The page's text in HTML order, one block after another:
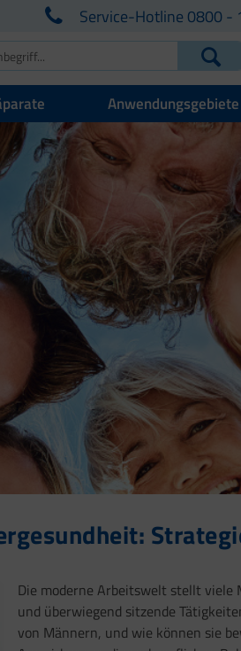
Service-Hotline 0800 -
Anwendungsgebiete
Die moderne Arbeitswelt stellt viele
und überwiegend sitzende
von Männern, und wie können sie